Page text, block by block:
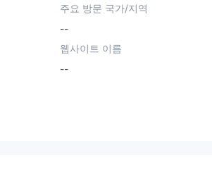
주요 방문 국가/지역
--
웹사이트 이름
--